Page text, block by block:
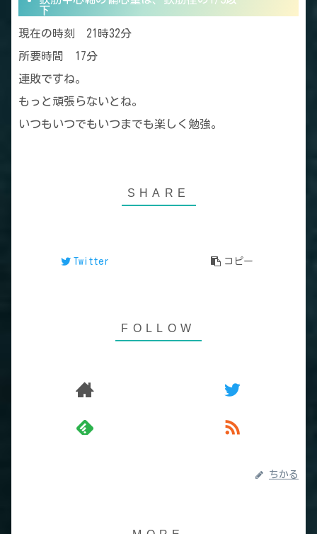
下
現在の時刻 21時32分
所要時間 17分
連敗ですね。
もっと頑張らないとね。
いつもいつでもいつまでも楽しく勉強。
Twitter コピー
ちかる